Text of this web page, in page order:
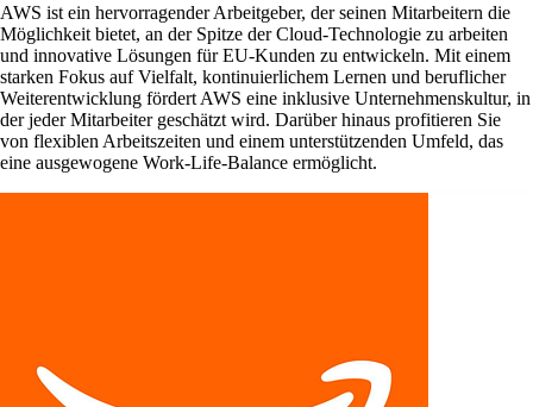
AWS ist ein hervorragender Arbeitgeber, der seinen Mitarbeitern die
Möglichkeit bietet, an der Spitze der Cloud-Technologie zu arbeiten
und innovative Lösungen für EU-Kunden zu entwickeln. Mit einem
starken Fokus auf Vielfalt, kontinuierlichem Lernen und beruflicher
Weiterentwicklung fördert AWS eine inklusive Unternehmenskultur, in
der jeder Mitarbeiter geschätzt wird. Darüber hinaus profitieren Sie
von flexiblen Arbeitszeiten und einem unterstützenden Umfeld, das
eine ausgewogene Work-Life-Balance ermöglicht.